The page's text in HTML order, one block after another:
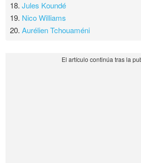
18.Jules Koundé
19. Nico Williams
20.Aurélien Tchouaméni